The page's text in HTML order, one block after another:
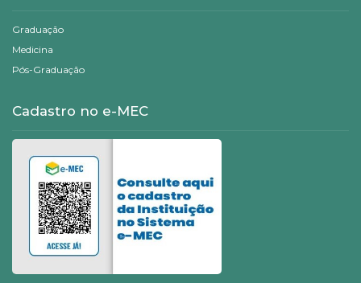
Graduação
Medicina
Pós-Graduação
Cadastro no e-MEC